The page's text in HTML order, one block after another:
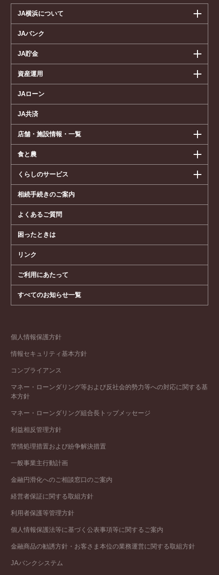
JA横浜について
JAバンク
JA貯金
資産運用
JAローン
JA共済
店舗・施設情報・一覧
食と農
くらしのサービス
相続手続きのご案内
よくあるご質問
困ったときは
リンク
ご利用にあたって
すべてのお知らせ一覧
個人情報保護方針
情報セキュリティ基本方針
コンプライアンス
マネー・ローンダリング等および反社会的勢力等への対応に関する基
本方針
マネー・ローンダリング組合長トップメッセージ
利益相反管理方針
苦情処理措置および紛争解決措置
一般事業主行動計画
金融円滑化へのご相談窓口のご案内
経営者保証に関する取組方針
利用者保護等管理方針
個人情報保護法等に基づく公表事項等に関するご案内
金融商品の勧誘方針・お客さま本位の業務運営に関する取組方針
JAバンクシステム